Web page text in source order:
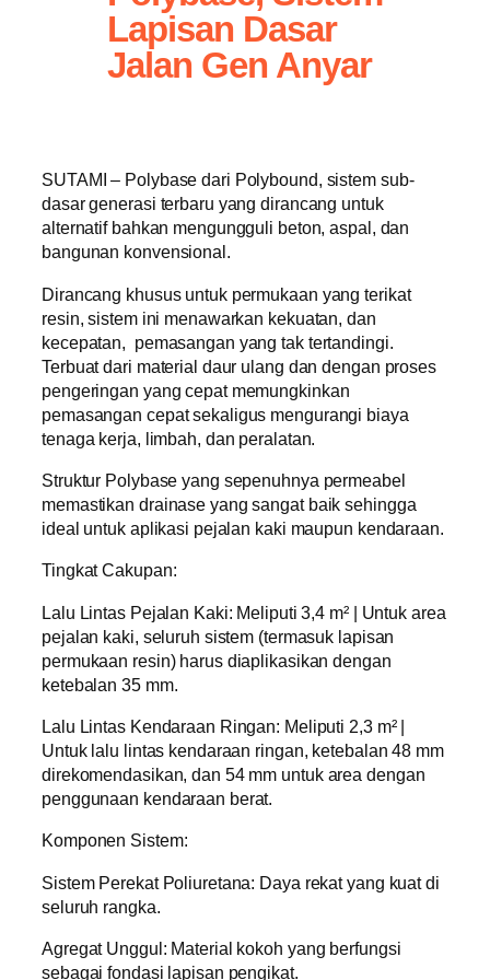
Lapisan Dasar
Jalan Gen Anyar
SUTAMI – Polybase dari Polybound, sistem sub-
dasar generasi terbaru yang dirancang untuk
alternatif bahkan mengungguli beton, aspal, dan
bangunan konvensional.
Dirancang khusus untuk permukaan yang terikat
resin, sistem ini menawarkan kekuatan, dan
kecepatan, pemasangan yang tak tertandingi.
Terbuat dari material daur ulang dan dengan proses
pengeringan yang cepat memungkinkan
pemasangan cepat sekaligus mengurangi biaya
tenaga kerja, limbah, dan peralatan.
Struktur Polybase yang sepenuhnya permeabel
memastikan drainase yang sangat baik sehingga
ideal untuk aplikasi pejalan kaki maupun kendaraan.
Tingkat Cakupan:
Lalu Lintas Pejalan Kaki: Meliputi 3,4 m² | Untuk area
pejalan kaki, seluruh sistem (termasuk lapisan
permukaan resin) harus diaplikasikan dengan
ketebalan 35 mm.
Lalu Lintas Kendaraan Ringan: Meliputi 2,3 m² |
Untuk lalu lintas kendaraan ringan, ketebalan 48 mm
direkomendasikan, dan 54 mm untuk area dengan
penggunaan kendaraan berat.
Komponen Sistem:
Sistem Perekat Poliuretana: Daya rekat yang kuat di
seluruh rangka.
Agregat Unggul: Material kokoh yang berfungsi
sebagai fondasi lapisan pengikat.